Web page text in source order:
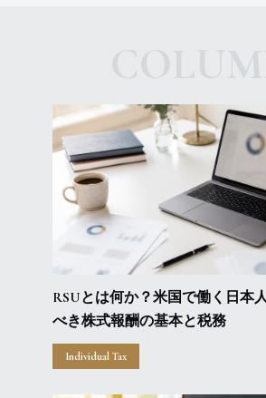
RSUとは何か？米国で働く日本
べき株式報酬の基本と税務
Individual Tax